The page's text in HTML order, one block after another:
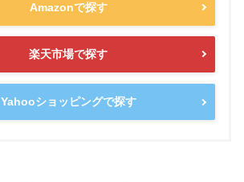
Amazonで探す
楽天市場で探す
Yahooショッピングで探す